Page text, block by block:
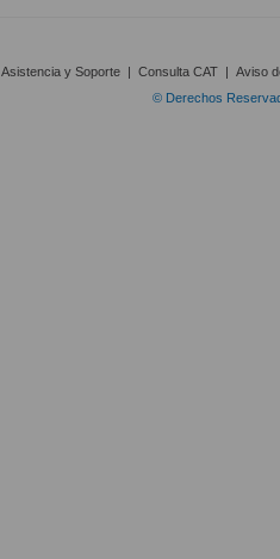
Asistencia y Soporte | Consulta CAT | Aviso
© Derechos